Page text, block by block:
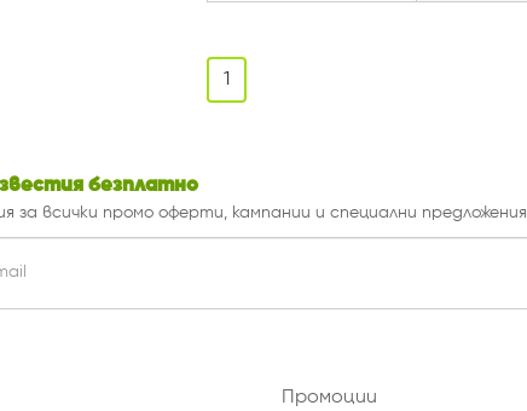
1
безплатно
за всички промо оферти, кампании и специални предложения
Промоции